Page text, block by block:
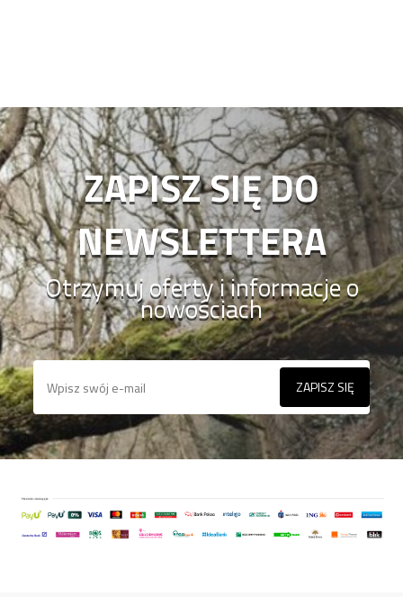
ZAPISZ SIĘ DO
NEWSLETTERA
Otrzymuj oferty i informacje o
nowościach